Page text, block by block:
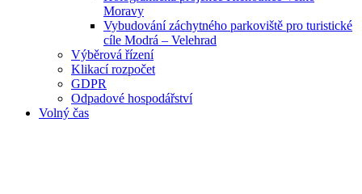
Moravy
Vybudování záchytného parkoviště pro turistické
cíle Modrá – Velehrad
Výběrová řízení
Klikací rozpočet
GDPR
Odpadové hospodářství
Volný čas